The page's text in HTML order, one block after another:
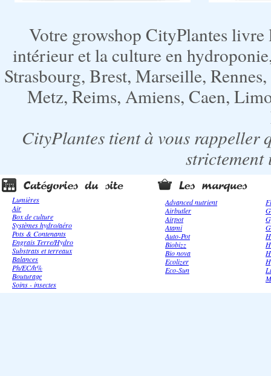
Votre growshop CityPlantes
intérieur et la culture en
Strasbourg, Brest, Marseille,
Metz, Reims, Amiens, Caen,
CityPlantes tient à vous rappeller
strictement
Lumières
Air
Box de culture
Systèmes hydro/aéro
Pots & Contenants
Engrais Terre/Hydro
Substrats et terreaux
Balances
Ph/EC/h%
Bouturage
Soins - insectes
Advanced nutrient
Airbutler
Airpot
Atami
Auto-Pot
Biobizz
Bio nova
Ecolizer
Eco-Sun